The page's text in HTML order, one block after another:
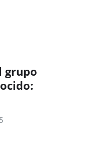
grupo